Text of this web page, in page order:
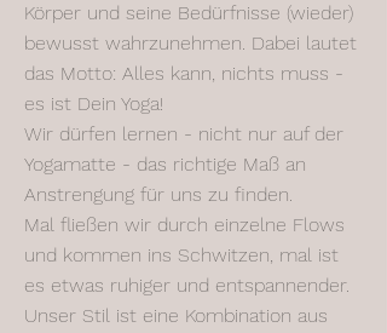
Körper und seine Bedürfnisse (wieder)
bewusst wahrzunehmen. Dabei lautet
das Motto: Alles kann, nichts muss -
es ist Dein Yoga!
Wir dürfen lernen - nicht nur auf der
Yogamatte - das richtige Maß an
Anstrengung für uns zu finden.
Mal fließen wir durch einzelne Flows
und kommen ins Schwitzen, mal ist
es etwas ruhiger und entspannender.
Unser Stil ist eine Kombination aus